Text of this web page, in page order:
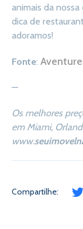
animais da
dica de
adoramos!
Fonte:
—
Os melhores
em Miami,
www.
Compartilhe: